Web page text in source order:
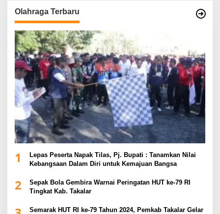
Olahraga Terbaru
1
Lepas Peserta Napak Tilas, Pj. Bupati : Tanamkan Nilai
Kebangsaan Dalam Diri untuk Kemajuan Bangsa
2
Sepak Bola Gembira Warnai Peringatan HUT ke-79 RI
Tingkat Kab. Takalar
Semarak HUT RI ke-79 Tahun 2024, Pemkab Takalar Gelar